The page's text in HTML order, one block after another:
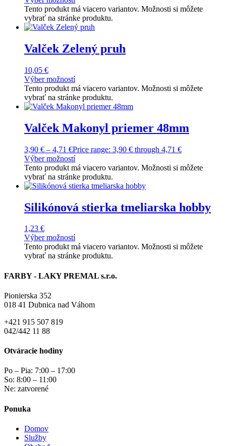
Tento produkt má viacero variantov. Možnosti si môžete
vybrať na stránke produktu.
Valček Zelený pruh
10,05 €
Výber možností
Tento produkt má viacero variantov. Možnosti si môžete
vybrať na stránke produktu.
Valček Makonyl priemer 48mm
3,90 € – 4,71 €Price range: 3,90 € through 4,71 €
Výber možností
Tento produkt má viacero variantov. Možnosti si môžete
vybrať na stránke produktu.
Silikónová stierka tmeliarska hobby
1,23 €
Výber možností
Tento produkt má viacero variantov. Možnosti si môžete
vybrať na stránke produktu.
FARBY - LAKY PREMAL s.r.o.
Pionierska 352
018 41 Dubnica nad Váhom
+421 915 507 819
042/442 11 88
Otváracie hodiny
Po – Pia: 7:00 – 17:00
So: 8:00 – 11:00
Ne: zatvorené
Ponuka
Domov
Služby